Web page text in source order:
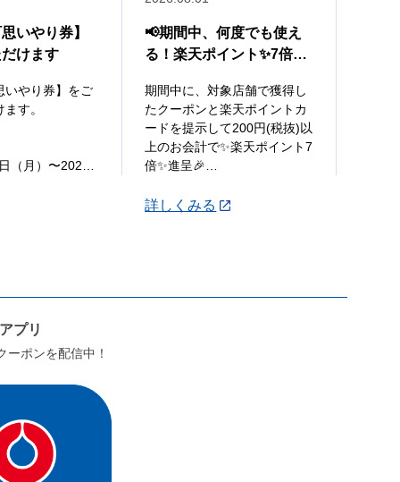
いやり券】
けます
いやり券】をご
す。
（月）〜2026
券（1,000円
📢期間中、何度でも使え
る！楽天ポイント✨7倍ク
期間中に、対象店舗で獲得し
たクーポンと楽天ポイントカ
ードを提示して200円(税抜)以
上のお会計で✨楽天ポイント7
倍✨進呈🎉
●STEP1
詳しくみる
プリ
ーポンを配信中！